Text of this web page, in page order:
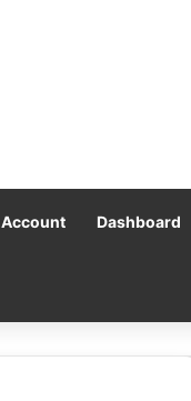
Account Dashboard